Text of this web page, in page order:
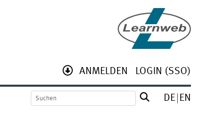
ANMELDEN LOGIN (SSO)
DE EN